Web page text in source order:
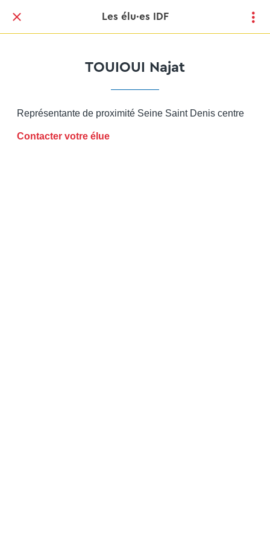
Les élu·es IDF
TOUIOUI Najat
Représentante de proximité Seine Saint Denis centre
Contacter votre élue